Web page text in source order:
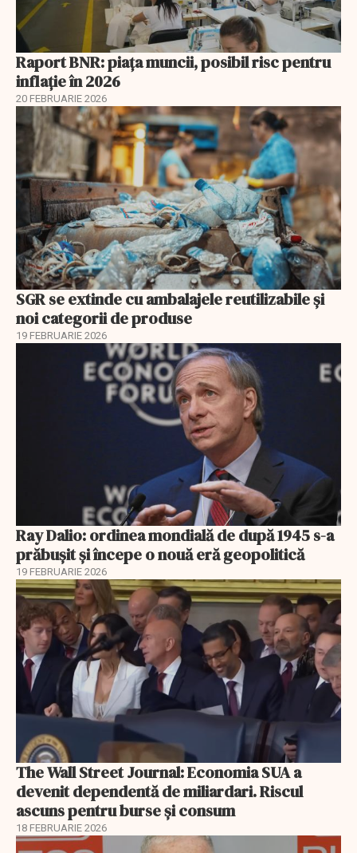
Raport BNR: piața muncii, posibil risc pentru
inflație în 2026
20 FEBRUARIE 2026
SGR se extinde cu ambalajele reutilizabile și
noi categorii de produse
19 FEBRUARIE 2026
Ray Dalio: ordinea mondială de după 1945 s-a
prăbușit și începe o nouă eră geopolitică
19 FEBRUARIE 2026
The Wall Street Journal: Economia SUA a
devenit dependentă de miliardari. Riscul
ascuns pentru burse și consum
18 FEBRUARIE 2026
EXCLUSIV